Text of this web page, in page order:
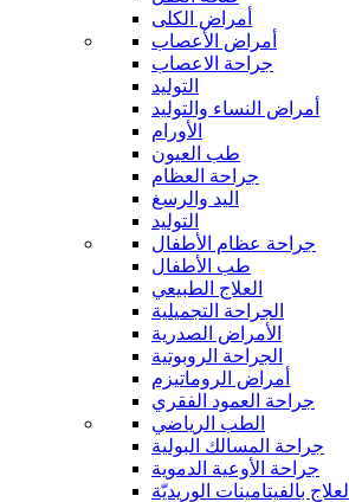
أمراض الكلى
أمراض الأعصاب
جراحة الاعصاب
التوليد
أمراض النساء والتوليد
الأورام
طب العيون
جراحة العظام
اليد والرسغ
التوليد
جراحة عظام الأطفال
طب الأطفال
العلاج الطبيعي
الجراحة التجميلية
الأمراض الصدرية
الجراحة الروبوتية
أمراض الروماتيزم
جراحة العمود الفقري
الطب الرياضي
جراحة المسالك البولية
جراحة الأوعية الدموية
العلاج بالفيتامينات الوريديّة